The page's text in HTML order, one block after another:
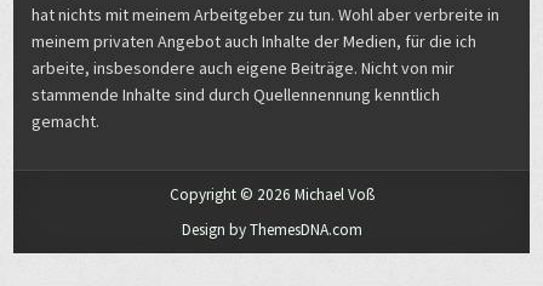
hat nichts mit meinem Arbeitgeber zu tun. Wohl aber verbreite in
meinem privaten Angebot auch Inhalte der Medien, für die ich
arbeite, insbesondere auch eigene Beiträge. Nicht von mir
stammende Inhalte sind durch Quellennennung kenntlich
gemacht.
Copyright © 2026 Michael Voß
Design by ThemesDNA.com